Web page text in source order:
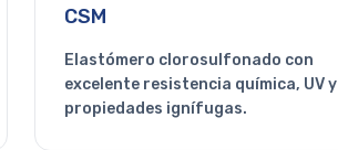
CSM
Elastómero clorosulfonado con
excelente resistencia química, UV y
propiedades ignífugas.